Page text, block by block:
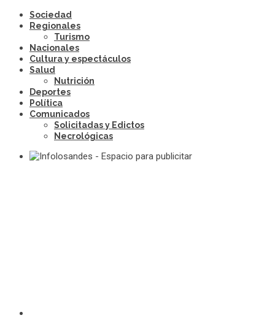
Sociedad
Regionales
Turismo
Nacionales
Cultura y espectáculos
Salud
Nutrición
Deportes
Política
Comunicados
Solicitadas y Edictos
Necrológicas